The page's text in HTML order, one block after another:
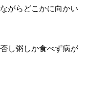
がらどこかに向かい
し粥しか食べず病が